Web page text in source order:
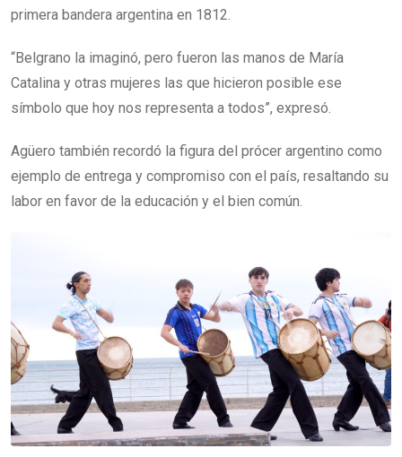
primera bandera argentina en 1812.
“Belgrano la imaginó, pero fueron las manos de María
Catalina y otras mujeres las que hicieron posible ese
símbolo que hoy nos representa a todos”, expresó.
Agüero también recordó la figura del prócer argentino como
ejemplo de entrega y compromiso con el país, resaltando su
labor en favor de la educación y el bien común.